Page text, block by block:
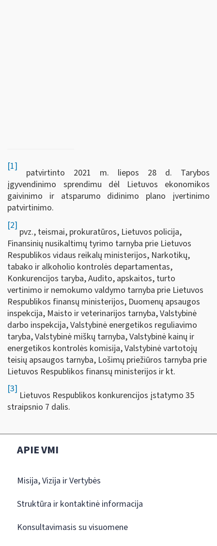
[1]
patvirtinto 2021 m. liepos 28 d. Tarybos
įgyvendinimo sprendimu dėl Lietuvos ekonomikos
gaivinimo ir atsparumo didinimo plano įvertinimo
patvirtinimo.
[2]
pvz., teismai, prokuratūros, Lietuvos policija,
Finansinių nusikaltimų tyrimo tarnyba prie Lietuvos
Respublikos vidaus reikalų ministerijos, Narkotikų,
tabako ir alkoholio kontrolės departamentas,
Konkurencijos taryba, Audito, apskaitos, turto
vertinimo ir nemokumo valdymo tarnyba prie Lietuvos
Respublikos finansų ministerijos, Duomenų apsaugos
inspekcija, Maisto ir veterinarijos tarnyba, Valstybinė
darbo inspekcija, Valstybinė energetikos reguliavimo
taryba, Valstybinė miškų tarnyba, Valstybinė kainų ir
energetikos kontrolės komisija, Valstybinė vartotojų
teisių apsaugos tarnyba, Lošimų priežiūros tarnyba prie
Lietuvos Respublikos finansų ministerijos ir kt.
[3]
Lietuvos Respublikos konkurencijos įstatymo 35
straipsnio 7 dalis.
APIE VMI
Misija, Vizija ir Vertybės
Struktūra ir kontaktinė informacija
Konsultavimasis su visuomene